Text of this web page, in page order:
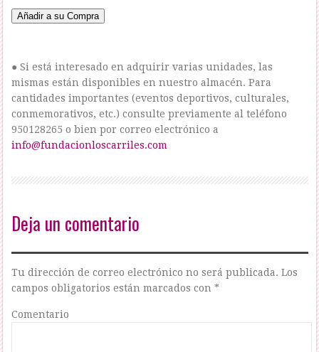
● Si está interesado en adquirir varias unidades, las
mismas están disponibles en nuestro almacén. Para
cantidades importantes (eventos deportivos, culturales,
conmemorativos, etc.) consulte previamente al teléfono
950128265 o bien por correo electrónico a
info@fundacionloscarriles.com
Deja un comentario
Tu dirección de correo electrónico no será publicada. Los
campos obligatorios están marcados con*
Comentario